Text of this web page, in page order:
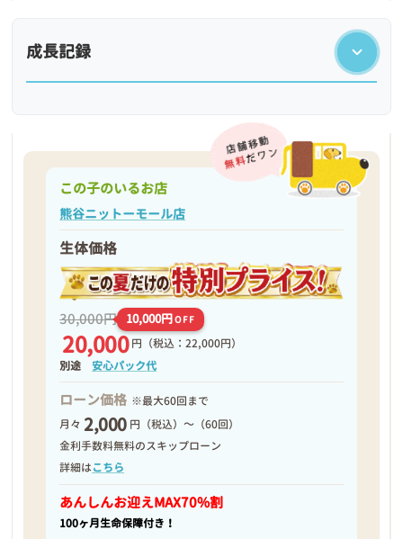
成長記録
2026年01月18日
この子のいるお店
熊谷ニットーモール店
生体価格
30,000円 10,000円OFF
20,000 円 （税込：22,000円）
別途安心パック代
ローン価格 ※最大60回まで
月々 2,000 円（税込）～（60回）
金利手数料無料のスキップローン
詳細はこちら
あんしんお迎えMAX70%割
100ヶ月生命保障付き！